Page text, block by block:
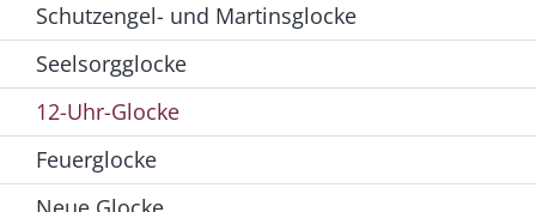
Schutzengel- und Martinsglocke
Seelsorgglocke
12-Uhr-Glocke
Feuerglocke